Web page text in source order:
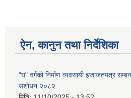
ऐन, कानुन तथा निर्देशिका
"घ" वर्गको निर्माण व्यवसायी इजाजतपत्र
संशोधन २०८२